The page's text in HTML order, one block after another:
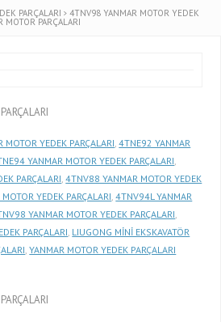
PARÇALARI 4TNV98 YANMAR MOTOR YEDEK
MOTOR PARÇALARI
YEDEK PARÇALARI ,4TNE92 YANMAR
YANMAR MOTOR YEDEK PARÇALARI
PARÇALARI ,4TNV88 YANMAR MOTOR YEDEK
YEDEK PARÇALARI ,4TNV94L YANMAR
YANMAR MOTOR YEDEK PARÇALARI
PARÇALARI LIUGONG MİNİ EKSKAVATÖR
,YANMAR MOTOR YEDEK PARÇALARI